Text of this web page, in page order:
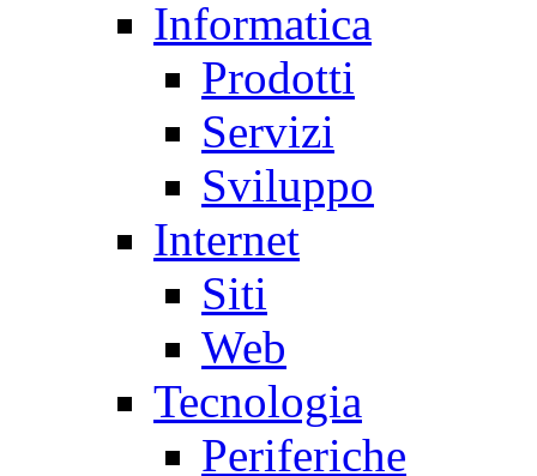
Informatica
Prodotti
Servizi
Sviluppo
Internet
Siti
Web
Tecnologia
Periferiche